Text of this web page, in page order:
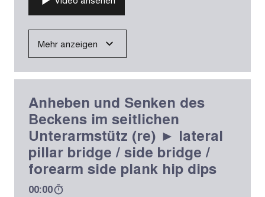
Mehr anzeigen
Anheben und Senken des
Beckens im seitlichen
Unterarmstütz (re) ► lateral
pillar bridge / side bridge /
forearm side plank hip dips
00:00